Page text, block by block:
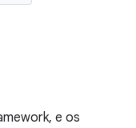
e os